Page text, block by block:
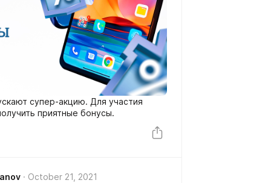
супер-акцию. Для участия
приятные бонусы.
October 21, 2021